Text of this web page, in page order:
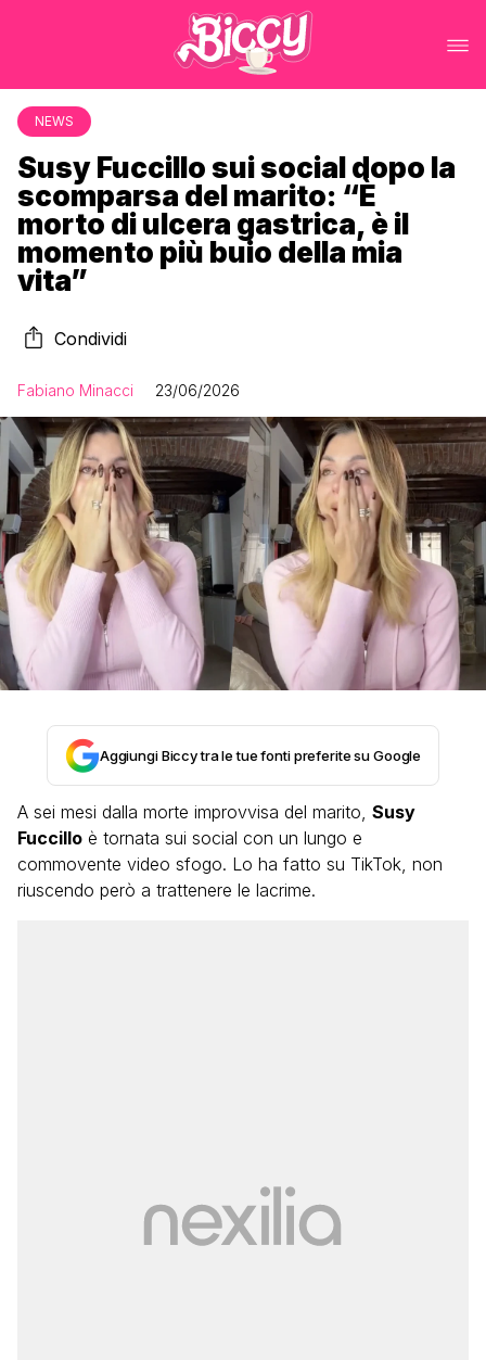
NEWS
Susy Fuccillo sui social dopo la
scomparsa del marito: “È
morto di ulcera gastrica, è il
momento più buio della mia
vita”
Condividi
Fabiano Minacci 23/06/2026
Aggiungi Biccy tra le tue fonti preferite su Google
A sei mesi dalla morte improvvisa del marito, Susy
Fuccillo è tornata sui social con un lungo e
commovente video sfogo. Lo ha fatto su TikTok, non
riuscendo però a trattenere le lacrime.